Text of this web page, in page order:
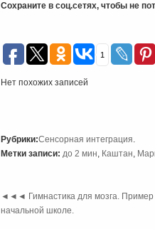
Сохраните в соц.сетях, чтобы не
1
Нет похожих записей
Рубрики:Сенсорная интеграция.
Метки записи: до 2 мин, Каштан,
◄◄◄ Гимнастика для мозга.
начальной школе.